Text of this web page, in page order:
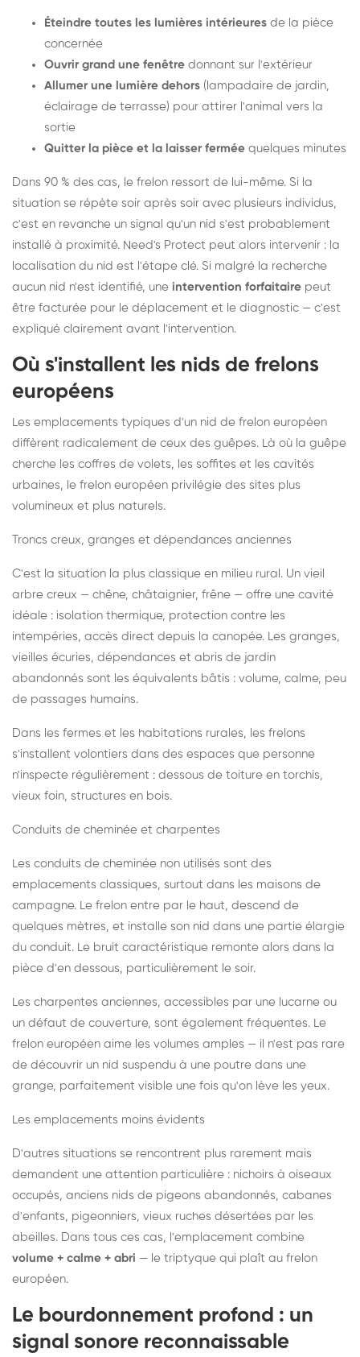
Éteindre toutes les lumières intérieures de la pièce
concernée
Ouvrir grand une fenêtre donnant sur l'extérieur
Allumer une lumière dehors (lampadaire de jardin,
éclairage de terrasse) pour attirer l'animal vers la
sortie
Quitter la pièce et la laisser fermée quelques minutes
Dans 90 % des cas, le frelon ressort de lui-même. Si la
situation se répète soir après soir avec plusieurs individus,
c'est en revanche un signal qu'un nid s'est probablement
installé à proximité. Need's Protect peut alors intervenir : la
localisation du nid est l'étape clé. Si malgré la recherche
aucun nid n'est identifié, une intervention forfaitaire peut
être facturée pour le déplacement et le diagnostic — c'est
expliqué clairement avant l'intervention.
Où s'installent les nids de frelons
européens
Les emplacements typiques d'un nid de frelon européen
diffèrent radicalement de ceux des guêpes. Là où la guêpe
cherche les coffres de volets, les soffites et les cavités
urbaines, le frelon européen privilégie des sites plus
volumineux et plus naturels.
Troncs creux, granges et dépendances anciennes
C'est la situation la plus classique en milieu rural. Un vieil
arbre creux — chêne, châtaignier, frêne — offre une cavité
idéale : isolation thermique, protection contre les
intempéries, accès direct depuis la canopée. Les granges,
vieilles écuries, dépendances et abris de jardin
abandonnés sont les équivalents bâtis : volume, calme, peu
de passages humains.
Dans les fermes et les habitations rurales, les frelons
s'installent volontiers dans des espaces que personne
n'inspecte régulièrement : dessous de toiture en torchis,
vieux foin, structures en bois.
Conduits de cheminée et charpentes
Les conduits de cheminée non utilisés sont des
emplacements classiques, surtout dans les maisons de
campagne. Le frelon entre par le haut, descend de
quelques mètres, et installe son nid dans une partie élargie
du conduit. Le bruit caractéristique remonte alors dans la
pièce d'en dessous, particulièrement le soir.
Les charpentes anciennes, accessibles par une lucarne ou
un défaut de couverture, sont également fréquentes. Le
frelon européen aime les volumes amples — il n'est pas rare
de découvrir un nid suspendu à une poutre dans une
grange, parfaitement visible une fois qu'on lève les yeux.
Les emplacements moins évidents
D'autres situations se rencontrent plus rarement mais
demandent une attention particulière : nichoirs à oiseaux
occupés, anciens nids de pigeons abandonnés, cabanes
d'enfants, pigeonniers, vieux ruches désertées par les
abeilles. Dans tous ces cas, l'emplacement combine
volume + calme + abri — le triptyque qui plaît au frelon
européen.
Le bourdonnement profond : un
signal sonore reconnaissable